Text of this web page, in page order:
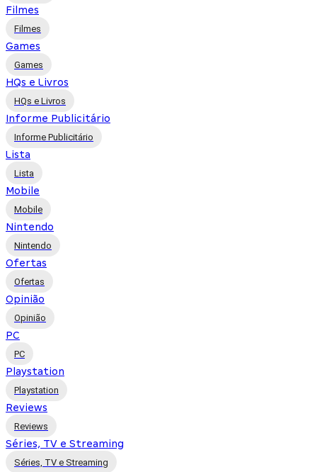
Filmes
Filmes
Games
Games
HQs e Livros
HQs e Livros
Informe Publicitário
Informe Publicitário
Lista
Lista
Mobile
Mobile
Nintendo
Nintendo
Ofertas
Ofertas
Opinião
Opinião
PC
PC
Playstation
Playstation
Reviews
Reviews
Séries, TV e Streaming
Séries, TV e Streaming